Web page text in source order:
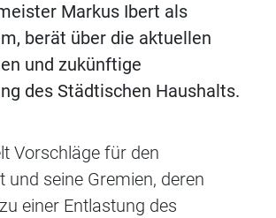
Markus Ibert als
berät über die aktuellen
und zukünftige
des Städtischen Haushalts.
Vorschläge für den
und seine Gremien, deren
einer Entlastung des